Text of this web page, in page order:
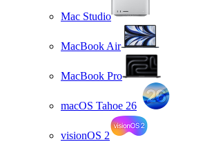
Mac Studio
MacBook Air
MacBook Pro
macOS Tahoe 26
visionOS 2